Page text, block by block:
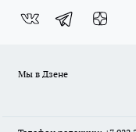
Мы в Дзене